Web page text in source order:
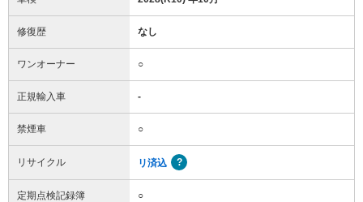
修復歴 なし
ワンオーナー ○
正規輸入車 -
禁煙車 ○
リサイクル リ済込
定期点検記録簿 ○